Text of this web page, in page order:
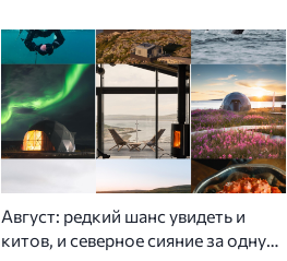
Август: редкий шанс увидеть и
китов, и северное сияние за одну